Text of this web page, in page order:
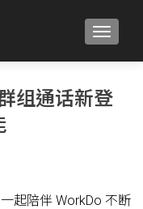
组通话新登
起陪伴 WorkDo 不断